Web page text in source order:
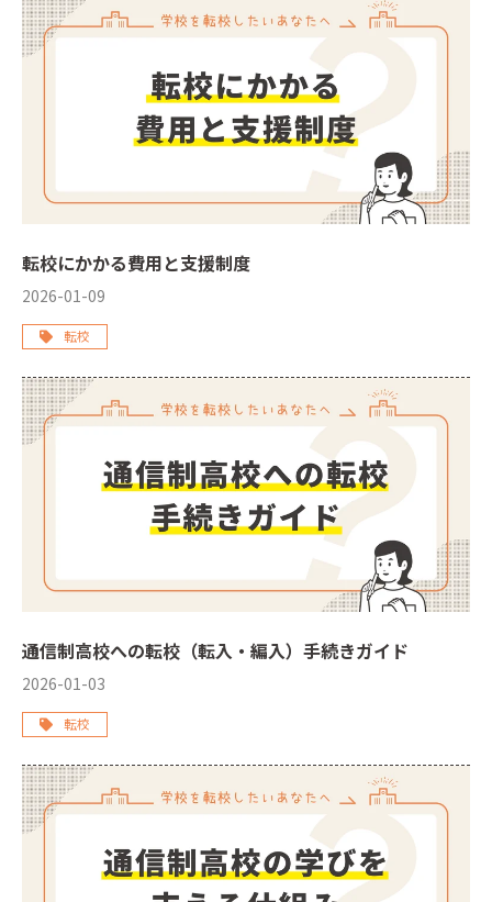
転校にかかる費用と支援制度
2026-01-09
転校
通信制高校への転校（転入・編入）手続きガイド
2026-01-03
転校